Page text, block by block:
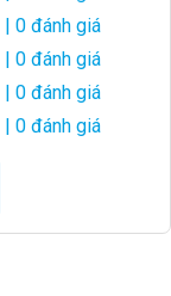
| 0 đánh giá
| 0 đánh giá
| 0 đánh giá
| 0 đánh giá